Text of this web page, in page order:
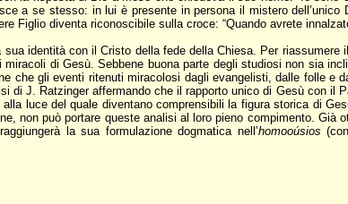
a se stesso: in lui è presente in persona il mistero
Figlio diventa riconoscibile sulla croce: “Quando avrete
identità con il Cristo della fede della Chiesa. Per
di Gesù. Sebbene buona parte degli studiosi non sia
che gli eventi ritenuti miracolosi dagli evangelisti, dalle folle e
di J. Ratzinger affermando che il rapporto unico di Gesù con
luce del quale diventano comprensibili la figura storica di
non può portare queste analisi al loro pieno compimento. Già
la sua formulazione dogmatica nell’homooúsios